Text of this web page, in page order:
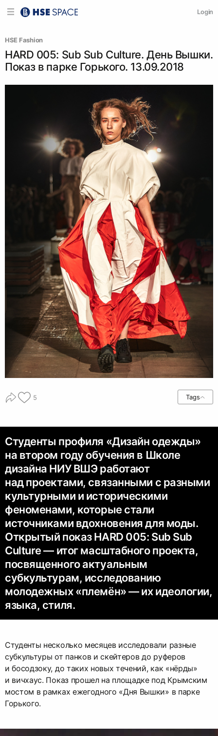
Login
HSE Fashion
HARD 005: Sub Sub Culture. День Вышки.
Показ в парке Горького. 13.09.2018
5 Tags
Студенты профиля «Дизайн одежды»
на втором году обучения в Школе
дизайна НИУ ВШЭ работают
над проектами, связанными с разными
культурными и историческими
феноменами, которые стали
источниками вдохновения для моды.
Открытый показ HARD 005: Sub Sub
Culture — итог масштабного проекта,
посвященного актуальным
субкультурам, исследованию
молодежных «племён» — их идеологии,
языка, стиля.
Студенты несколько месяцев исследовали разные
субкультуры от панков и скейтеров до руферов
и босодзоку, до таких новых течений, как «нёрды»
и вичхаус. Показ прошел на площадке под Крымским
мостом в рамках ежегодного «Дня Вышки» в парке
Горького.